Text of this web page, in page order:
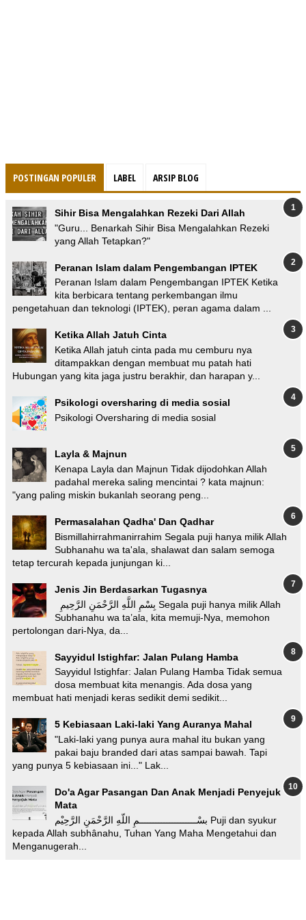
POSTINGAN POPULER LABEL ARSIP BLOG
Sihir Bisa Mengalahkan Rezeki Dari Allah
"Guru... Benarkah Sihir Bisa Mengalahkan Rezeki
yang Allah Tetapkan?"
Peranan Islam dalam Pengembangan IPTEK
Peranan Islam dalam Pengembangan IPTEK Ketika
kita berbicara tentang perkembangan ilmu
pengetahuan dan teknologi (IPTEK), peran agama dalam ...
Ketika Allah Jatuh Cinta
Ketika Allah jatuh cinta pada mu cemburu nya
ditampakkan dengan membuat mu patah hati
Hubungan yang kita jaga justru berakhir, dan harapan y...
Psikologi oversharing di media sosial
Psikologi Oversharing di media sosial
Layla & Majnun
Kenapa Layla dan Majnun Tidak dijodohkan Allah
padahal mereka saling mencintai ? kata majnun:
"yang paling miskin bukanlah seorang peng...
Permasalahan Qadha' Dan Qadhar
Bismillahirrahmanirrahim Segala puji hanya milik Allah
Subhanahu wa ta'ala, shalawat dan salam semoga
tetap tercurah kepada junjungan ki...
Jenis Jin Berdasarkan Tugasnya
Subhanahu wa ta’ala, kita memuji-Nya, memohon
pertolongan dari-Nya, da...
Sayyidul Istighfar: Jalan Pulang Hamba
Sayyidul Istighfar: Jalan Pulang Hamba Tidak semua
dosa membuat kita menangis. Ada dosa yang
membuat hati menjadi keras sedikit demi sedikit...
5 Kebiasaan Laki-laki Yang Auranya Mahal
"Laki-laki yang punya aura mahal itu bukan yang
pakai baju branded dari atas sampai bawah. Tapi
yang punya 5 kebiasaan ini..." Lak...
Do'a Agar Pasangan Dan Anak Menjadi Penyejuk
Mata
بسْـــــــــــــــــــــمِ اللّهِ الرَّحْمَنِ الرَّحِيْم Puji dan syukur
kepada Allah subhânahu, Tuhan Yang Maha Mengetahui dan
Menganugerah...